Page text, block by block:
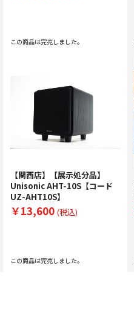
この商品は完売しました。
【関西店】【展示処分品】
Unisonic AHT-10S【コード
UZ-AHT10S】
￥13,600 (税込)
この商品は完売しました。